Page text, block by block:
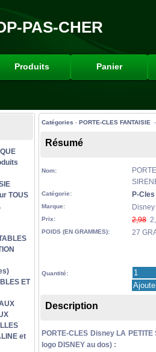
PAS-CHER
Produits Panier
TOUS
ET
et
Catégories - PORTE-CLES FANTAISIE
Résumé
Nom:
Catégorie: P-Cles
Marque: Disney
Prix: 2,98
POIDS (EN GRAMMES): 27
Quantité:
Description
PORTE-CLES Disney LA
logo DISNEY au dos) :